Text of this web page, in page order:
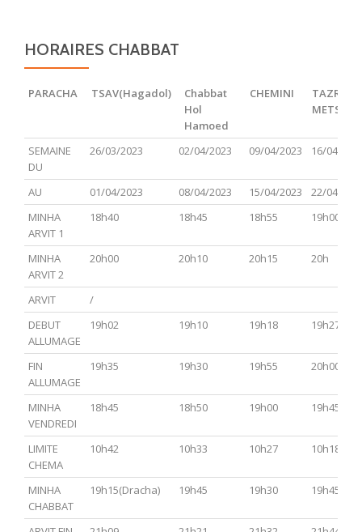
HORAIRES CHABBAT
PARACHA TSAV(Hagadol)
Chabbat
Hol
Hamoed
CHEMINI
TAZRIA
PARACHA TSAV(Hagadol)
Chabbat
Hamoed
CHEMINI
TAZRIA
SEMAINE
DU
26/03/2023 02/04/2023 09/04/2023 16/04/
AU 01/04/2023 08/04/2023 15/04/2023
22/04/
MINHA
ARVIT 1
18h40 18h45 18h55 19h00
MINHA
ARVIT 2
20h00 20h10 20h15 20h
ARVIT
/
DEBUT
ALLUMAGE
19h02 19h10 19h18 19h27
FIN
ALLUMAGE
19h35 19h30 19h55 20h00
MINHA
VENDREDI
18h45 18h50 19h00 19h45
LIMITE
CHEMA
10h42 10h33 10h27 10h18
MINHA
CHABBAT
19h15(Dracha) 19h45 19h30 19h45